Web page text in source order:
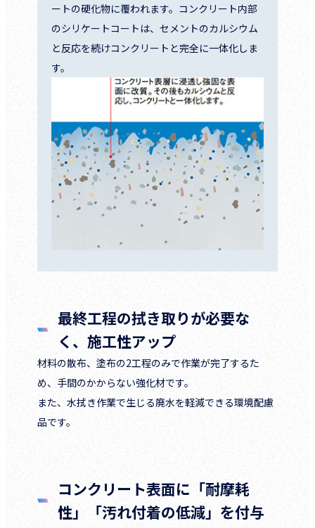
ートの硬化物に覆われます。コンクリート内部
のシリケートコートは、セメントのカルシウム
と反応を続けコンクリートと完全に一体化しま
す。
最終工程の拭き取りが必要な
く、施工性アップ
材料の散布、塗布の2工程のみで作業が完了するた
め、手間のかからない強化材です。
また、水拭き作業で生じる廃水を軽減できる環境配慮
品です。
コンクリート表面に「耐摩耗
性」「汚れ付着の低減」を付与